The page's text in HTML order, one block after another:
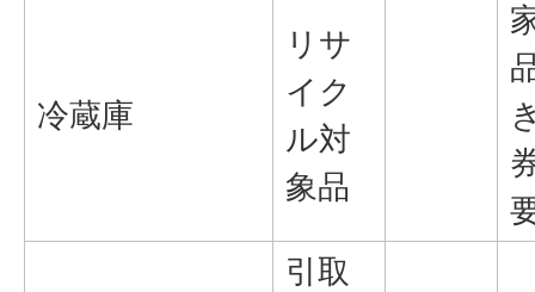
冷蔵庫
リサ
イク
ル対
象品
引取